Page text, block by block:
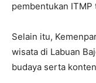
pembentukan ITMP
Selain itu,
wisata di Labuan
budaya serta